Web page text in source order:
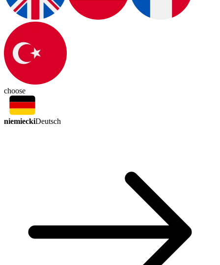
choose
niemieckiDeutsch